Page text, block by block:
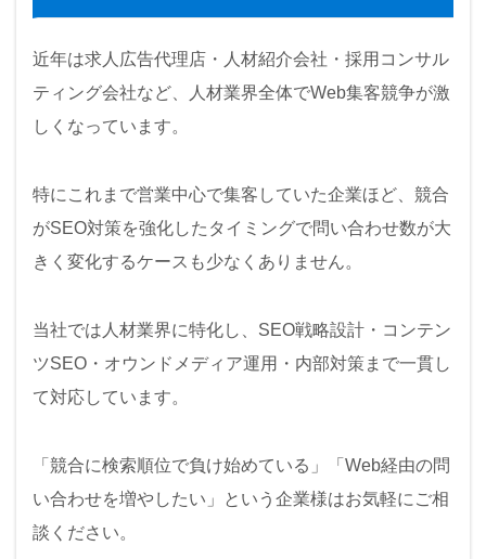
近年は求人広告代理店・人材紹介会社・採用コンサル
ティング会社など、人材業界全体でWeb集客競争が激
しくなっています。
特にこれまで営業中心で集客していた企業ほど、競合
がSEO対策を強化したタイミングで問い合わせ数が大
きく変化するケースも少なくありません。
当社では人材業界に特化し、SEO戦略設計・コンテン
ツSEO・オウンドメディア運用・内部対策まで一貫し
て対応しています。
「競合に検索順位で負け始めている」「Web経由の問
い合わせを増やしたい」という企業様はお気軽にご相
談ください。